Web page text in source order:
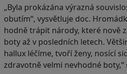
„Byla prokázána výrazná
obutím“, vysvětluje doc.
hodně trápit národy, které nově
boty až v posledních letech.
hallux léčíme, tvoří ženy, nosící
zdravotně velmi nevhodné boty,“